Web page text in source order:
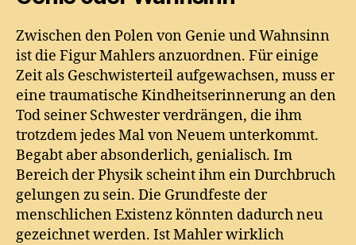
Zwischen den Polen von Genie und Wahnsinn
ist die Figur Mahlers anzuordnen. Für einige
Zeit als Geschwisterteil aufgewachsen, muss er
eine traumatische Kindheitserinnerung an den
Tod seiner Schwester verdrängen, die ihm
trotzdem jedes Mal von Neuem unterkommt.
Begabt aber absonderlich, genialisch. Im
Bereich der Physik scheint ihm ein Durchbruch
gelungen zu sein. Die Grundfeste der
menschlichen Existenz könnten dadurch neu
gezeichnet werden. Ist Mahler wirklich